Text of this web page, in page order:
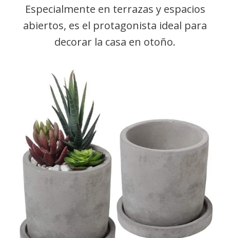
Especialmente en terrazas y espacios
abiertos, es el protagonista ideal para
decorar la casa en otoño.